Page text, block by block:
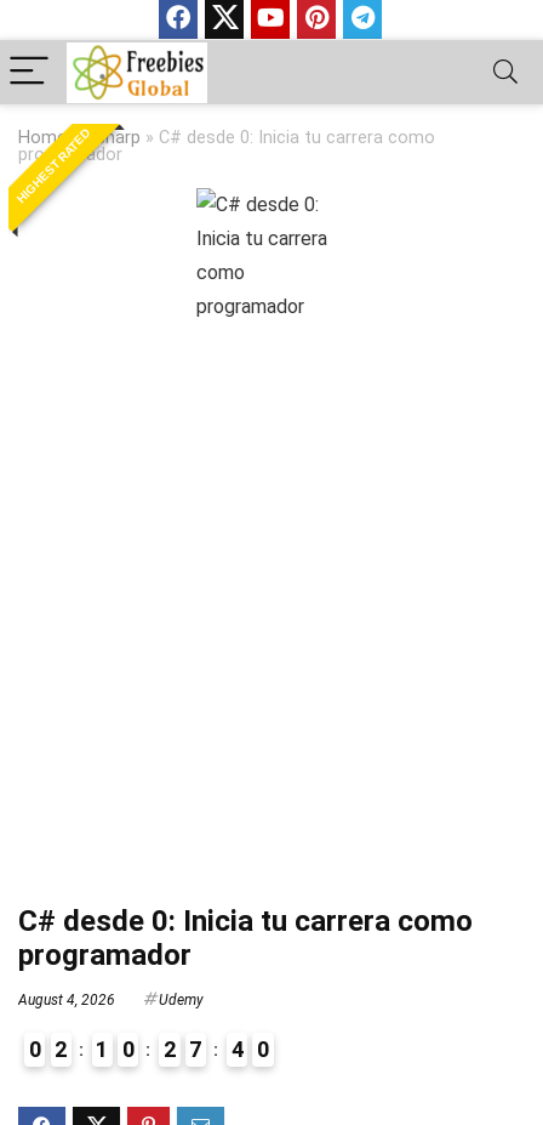
Home»Csharp » C# desde 0: Inicia tu carrera como
programador
HIGHEST RATED
C# desde 0: Inicia tu carrera como
programador
August 4, 2026 Udemy
0 2 1 0 2 7 3
4
9
0